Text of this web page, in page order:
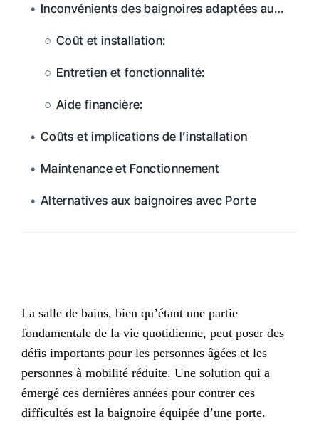
Inconvénients des baignoires adaptées aux portes
Coût et installation:
Entretien et fonctionnalité:
Aide financière:
Coûts et implications de l’installation
Maintenance et Fonctionnement
Alternatives aux baignoires avec Porte
La salle de bains, bien qu’étant une partie
fondamentale de la vie quotidienne, peut poser des
défis importants pour les personnes âgées et les
personnes à mobilité réduite. Une solution qui a
émergé ces dernières années pour contrer ces
difficultés est la baignoire équipée d’une porte.